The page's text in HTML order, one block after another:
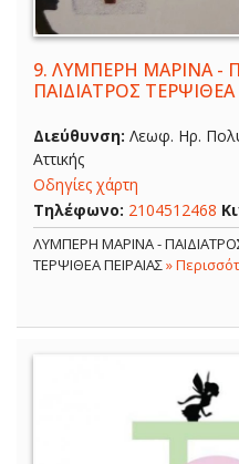
9. ΛΥΜΠΕΡΗ ΜΑΡΙΝΑ -
ΠΑΙΔΙΑΤΡΟΣ ΤΕΡΨΙΘΕΑ
Διεύθυνση: Λεωφ. Ηρ.
Αττικής
Οδηγίες χάρτη
Τηλέφωνο: 2104512468
ΛΥΜΠΕΡΗ ΜΑΡΙΝΑ -
ΤΕΡΨΙΘΕΑ ΠΕΙΡΑΙΑΣ»